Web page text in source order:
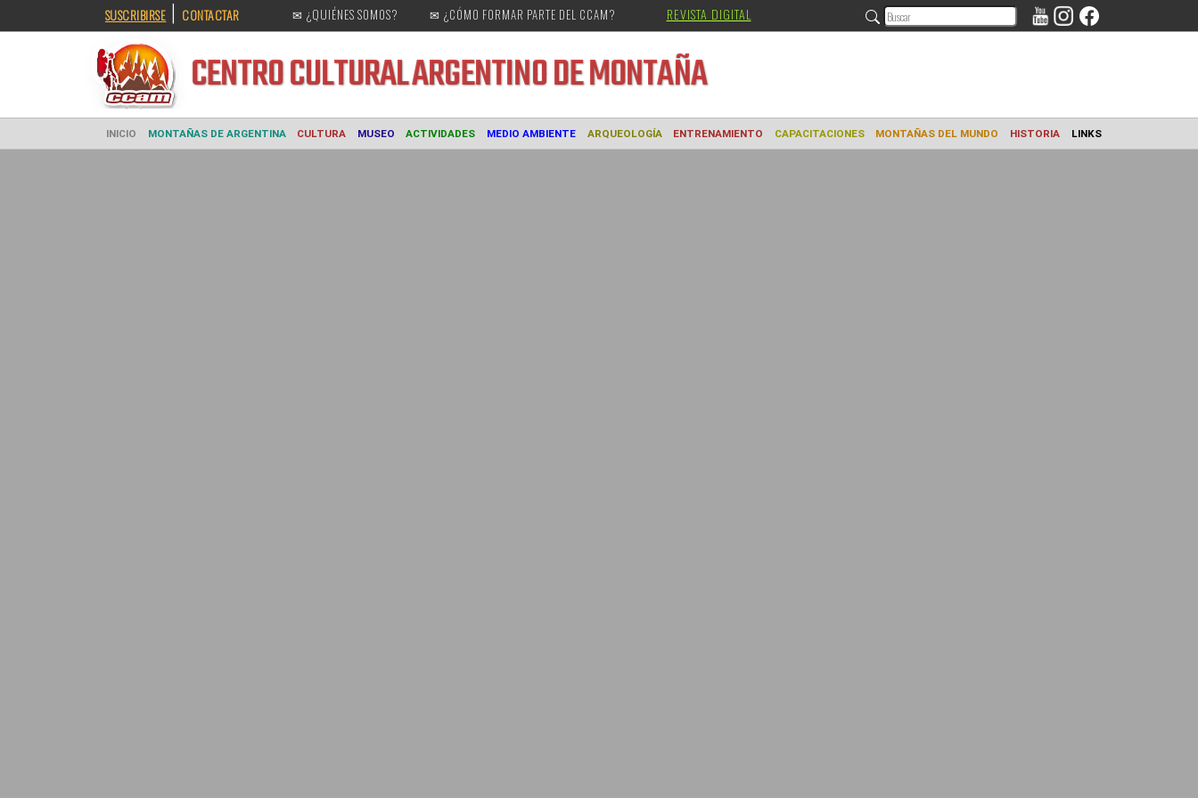
SUSCRIBIRSE | CONTACTAR ✉ ¿QUIÉNES SOMOS? ✉ ¿CÓMO FORMAR PARTE DEL CCAM? REVISTA DIGITAL
CENTRO CULTURALARGENTINO DE MONTAÑA
INICIO MONTAÑAS DE ARGENTINA CULTURA MUSEO ACTIVIDADES MEDIO AMBIENTE ARQUEOLOGÍA ENTRENAMIENTO CAPACITACIONES MONTAÑAS DEL MUNDO HISTORIA